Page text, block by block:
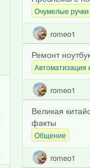
Очумелые ручки
romeo1
Ремонт
Автоматизация
romeo1
Великая
факты
Общение
romeo1